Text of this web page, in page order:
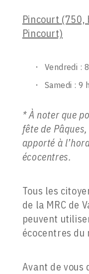
Pincourt (750,
Pincourt)
Vendredi :
Samedi : 9
* À noter que
fête de
apporté à
écocentres.
Tous les
de la MRC de
peuvent
écocentres du
Avant de vous